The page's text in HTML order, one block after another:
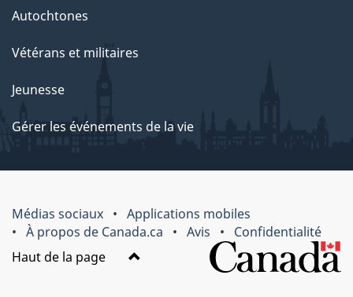
Autochtones
Vétérans et militaires
Jeunesse
Gérer les événements de la vie
Médias sociaux
Applications mobiles
À propos de Canada.ca
Avis
Confidentialité
Haut de la page